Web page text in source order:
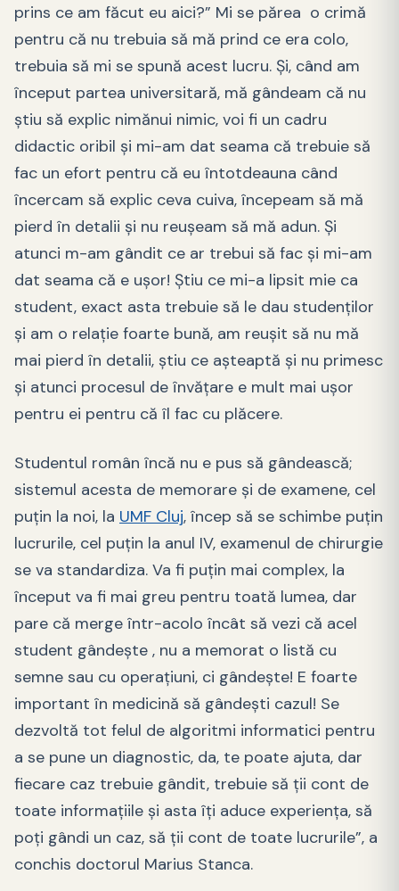
prins ce am făcut eu aici?” Mi se părea o crimă
pentru că nu trebuia să mă prind ce era colo,
trebuia să mi se spună acest lucru. Și, când am
început partea universitară, mă gândeam că nu
știu să explic nimănui nimic, voi fi un cadru
didactic oribil și mi-am dat seama că trebuie să
fac un efort pentru că eu întotdeauna când
încercam să explic ceva cuiva, începeam să mă
pierd în detalii și nu reușeam să mă adun. Și
atunci m-am gândit ce ar trebui să fac și mi-am
dat seama că e ușor! Știu ce mi-a lipsit mie ca
student, exact asta trebuie să le dau studenților
și am o relație foarte bună, am reușit să nu mă
mai pierd în detalii, știu ce așteaptă și nu primesc
și atunci procesul de învățare e mult mai ușor
pentru ei pentru că îl fac cu plăcere.
Studentul român încă nu e pus să gândească;
sistemul acesta de memorare și de examene, cel
puțin la noi, la UMF Cluj, încep să se schimbe puțin
lucrurile, cel puțin la anul IV, examenul de chirurgie
se va standardiza. Va fi puțin mai complex, la
început va fi mai greu pentru toată lumea, dar
pare că merge într-acolo încât să vezi că acel
student gândește , nu a memorat o listă cu
semne sau cu operațiuni, ci gândește! E foarte
important în medicină să gândești cazul! Se
dezvoltă tot felul de algoritmi informatici pentru
a se pune un diagnostic, da, te poate ajuta, dar
fiecare caz trebuie gândit, trebuie să ții cont de
toate informațiile și asta îți aduce experiența, să
poți gândi un caz, să ții cont de toate lucrurile”, a
conchis doctorul Marius Stanca.